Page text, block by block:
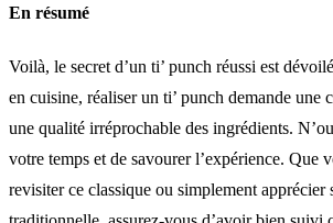
En résumé
Voilà, le secret d’un ti’ punch réussi est
en cuisine, réaliser un ti’ punch demande une
une qualité irréprochable des ingrédients.
votre temps et de savourer l’expérience. Que
revisiter ce classique ou simplement apprécier